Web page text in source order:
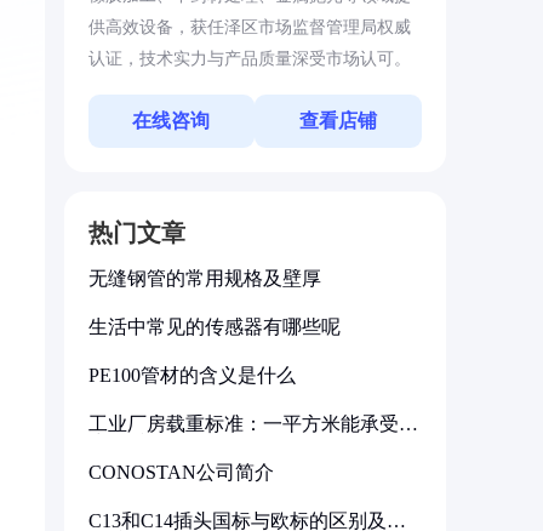
供高效设备，获任泽区市场监督管理局权威
认证，技术实力与产品质量深受市场认可。
在线咨询 查看店铺
热门文章
无缝钢管的常用规格及壁厚
生活中常见的传感器有哪些呢
PE100管材的含义是什么
工业厂房载重标准：一平方米能承受多
CONOSTAN公司简介
C13和C14插头国标与欧标的区别及其